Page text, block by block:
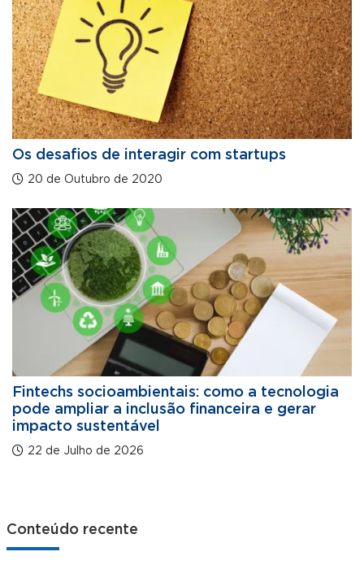
Os desafios de interagir com startups
20 de Outubro de 2020
Fintechs socioambientais: como a tecnologia
pode ampliar a inclusão financeira e gerar
impacto sustentável
22 de Julho de 2026
Conteúdo recente